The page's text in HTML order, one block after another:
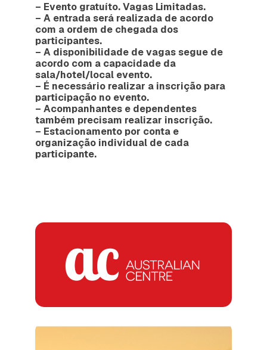
– Evento gratuíto. Vagas Limitadas.
– A entrada será realizada de acordo
com a ordem de chegada dos
participantes.
– A disponibilidade de vagas segue de
acordo com a capacidade da
sala/hotel/local evento.
– É necessário realizar a inscrição para
participação no evento.
– ⁠Acompanhantes e dependentes
também precisam realizar inscrição.
– Estacionamento por conta e
organização individual de cada
participante.